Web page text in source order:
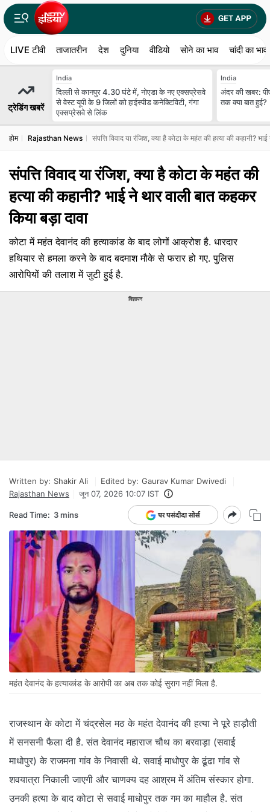
LIVE टीवी ताजातरीन देश दुनिया वीडियो सोने का भाव चांदी का भाव
ट्रेडिंग खबरें
India
दिल्ली से कानपुर 4.30 घंटे में, नोएडा के नए एक्सप्रेसवे
से वेस्ट यूपी के 9 जिलों को हाईस्पीड कनेक्टिविटी, गंगा
एक्सप्रेसवे से लिंक
India
अंदर की खबर:
तक क्या बात हुई?
होम Rajasthan News संपत्ति विवाद या रंजिश, क्या है कोटा के महंत की हत्या की कहानी?
संपत्ति विवाद या रंजिश, क्या है कोटा के महंत की
हत्या की कहानी? भाई ने थार वाली बात कहकर
किया बड़ा दावा
कोटा में महंत देवानंद की हत्याकांड के बाद लोगों आक्रोश है. धारदार
हथियार से हमला करने के बाद बदमाश मौके से फरार हो गए. पुलिस
आरोपियों की तलाश में जुटी हुई है.
विज्ञापन
Written by: Shakir Ali Edited by: Gaurav Kumar Dwivedi
Rajasthan News
जून 07, 2026 10:07 IST
Read Time: 3 mins
महंत देवानंद के हत्याकांड के आरोपी का अब तक कोई सुराग नहीं मिला है.
राजस्थान के कोटा में चंद्रसेल मठ के महंत देवानंद की हत्या ने पूरे हाड़ौती
में सनसनी फैला दी है. संत देवानंद महाराज चौथ का बरवाड़ा (सवाई
माधोपुर) के राजमना गांव के निवासी थे. सवाई माधोपुर के ढूंढा गांव से
शवयात्रा निकाली जाएगी और चाणक्य दह आश्रम में अंतिम संस्कार होगा.
उनकी हत्या के बाद कोटा से सवाई माधोपुर तक गम का माहौल है. संत